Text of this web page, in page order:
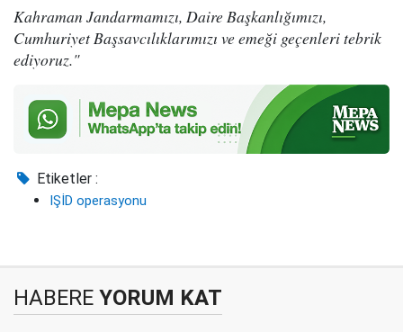
Kahraman Jandarmamızı, Daire Başkanlığımızı,
Cumhuriyet Başsavcılıklarımızı ve emeği geçenleri tebrik
ediyoruz."
Etiketler :
IŞİD operasyonu
HABERE YORUM KAT